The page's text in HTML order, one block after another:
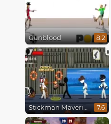
Gunblood 8.2
Stickman Maverick: Bad Boys Killer 7.6